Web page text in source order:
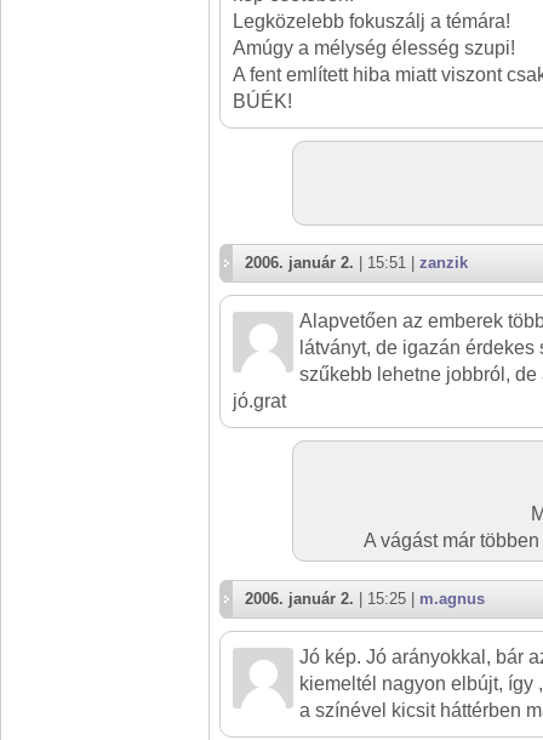
Legközelebb fokuszálj a témára!
Amúgy a mélység élesség szupi!
A fent említett hiba miatt viszont
BÚÉK!
2006. január 2. | 15:51 | zanzik
Alapvetően az emberek
látványt, de igazán
szűkebb lehetne jobbról,
jó.grat
A vágást már
2006. január 2. | 15:25 | m.agnus
Jó kép. Jó arányokkal, bár
kiemeltél nagyon elbújt, így
a színével kicsit háttérben